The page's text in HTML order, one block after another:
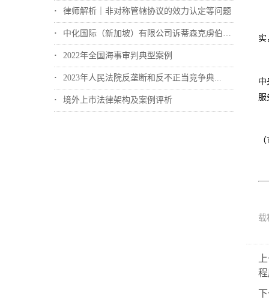
律师解析｜非对称管辖协议的效力认定等问题
中化国际（新加坡）有限公司诉蒂森克虏伯冶...
2022年全国海事审判典型案例
2023年人民法院反垄断和反不正当竞争典...
境外上市法律架构及案例评析
实
中
服
载